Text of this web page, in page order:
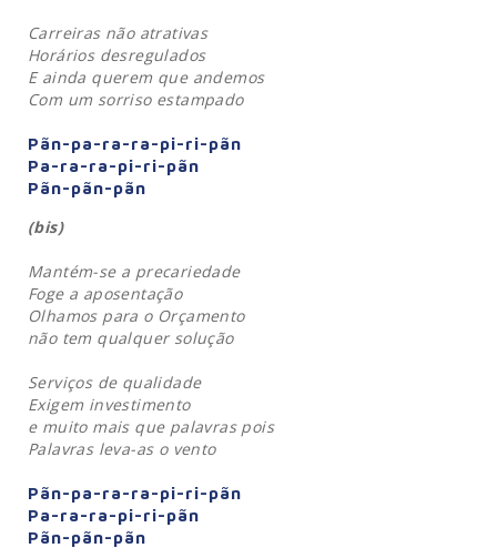
Carreiras não atrativas
Horários desregulados
E ainda querem que andemos
Com um sorriso estampado
Pãn-pa-ra-ra-pi-ri-pãn
Pa-ra-ra-pi-ri-pãn
Pãn-pãn-pãn
(bis)
Mantém-se a precariedade
Foge a aposentação
Olhamos para o Orçamento
não tem qualquer solução
Serviços de qualidade
Exigem investimento
e muito mais que palavras pois
Palavras leva-as o vento
Pãn-pa-ra-ra-pi-ri-pãn
Pa-ra-ra-pi-ri-pãn
Pãn-pãn-pãn